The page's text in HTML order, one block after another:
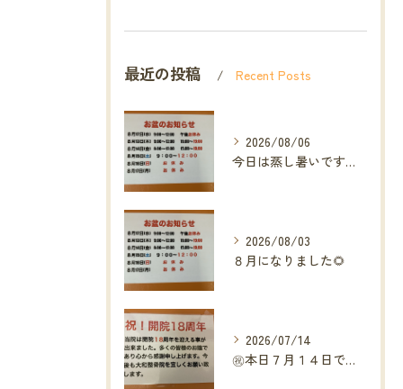
最近の投稿 Recent Posts
2026/08/06
今日は蒸し暑いですね🥵ありがたい事に今年の草加市は
2026/08/03
８月になりました🌻
2026/07/14
㊗️本日７月１４日で当院は開院１８周年となりました🎉